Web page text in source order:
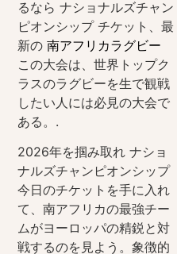
るならナショナルズチャン
ピオンシップチケット、最
新の南アフリカラグビー
この大会は、世界トップク
ラスのラグビーを生で観戦
したい人には必見の大会で
ある。.
2026年を掴み取れナショ
ナルズチャンピオンシップ
今日のチケットを手に入れ
て、南アフリカの最強チー
ムがヨーロッパの精鋭と対
戦するのを見よう。象徴的